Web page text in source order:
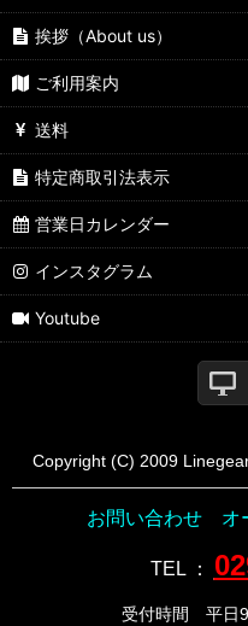
挨拶（About us）
ご利用案内
送料
特定商取引法表示
営業日カレンダー
インスタグラム
Youtube
Copyright (C) 2009
お問い合わせ オ
TEL：
受付時間 平日